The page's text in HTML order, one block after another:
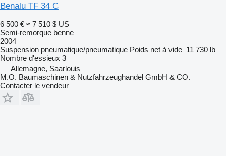
Benalu TF 34 C
6 500 € ≈ 7 510 $ US
Semi-remorque benne
2004
Suspension pneumatique/pneumatique Poids net à vide 11 730 lb
Nombre d'essieux 3
Allemagne, Saarlouis
M.O. Baumaschinen & Nutzfahrzeughandel GmbH & CO.
Contacter le vendeur